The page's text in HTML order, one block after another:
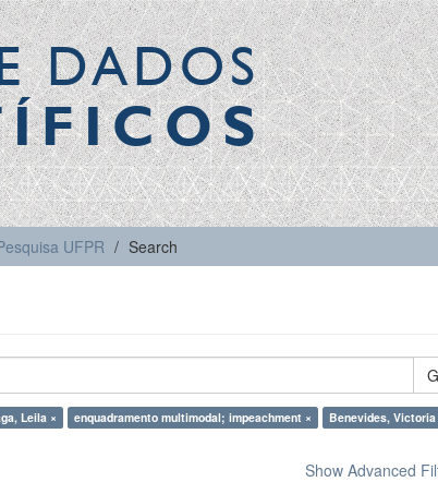
DADOS
UFPR Search
Leila × enquadramento multimodal; impeachment ×
Benevides, Victoria
Show Advanced